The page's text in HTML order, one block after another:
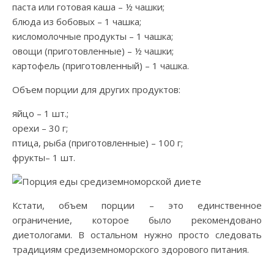
паста или готовая каша – ½ чашки;
блюда из бобовых – 1 чашка;
кисломолочные продукты – 1 чашка;
овощи (приготовленные) – ½ чашки;
картофель (приготовленный) – 1 чашка.
Объем порции для других продуктов:
яйцо – 1 шт.;
орехи – 30 г;
птица, рыба (приготовленные) – 100 г;
фрукты– 1 шт.
Кстати, объем порции – это единственное
ограничение, которое было рекомендовано
диетологами. В остальном нужно просто следовать
традициям средиземноморского здорового питания.